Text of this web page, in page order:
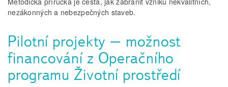
nezákonných a nebezpečných staveb.
Pilotní projekty – možnost
financování z Operačního
programu Životní prostředí